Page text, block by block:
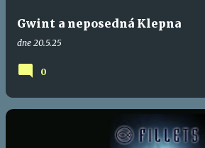
Gwint a neposedná Klepna
dne 20.5.25
0